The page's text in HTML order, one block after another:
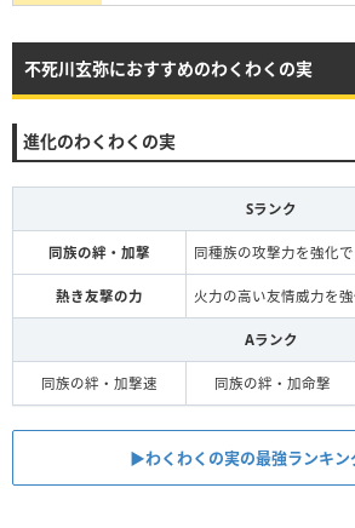
不死川玄弥におすすめのわくわくの実
進化のわくわくの実
Sランク
同族の絆・加撃 同種族の攻撃力を強化で
熱き友撃の力 火力の高い友情威力を強
Aランク
同族の絆・加撃速 同族の絆・加命撃
▶︎わくわくの実の最強ランキン